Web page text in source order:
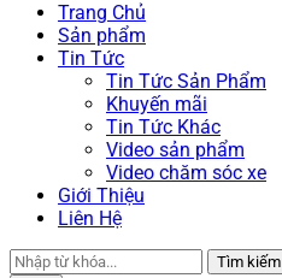
Trang Chủ
Sản phẩm
Tin Tức
Tin Tức Sản Phẩm
Khuyến mãi
Tin Tức Khác
Video sản phẩm
Video chăm sóc xe
Giới Thiệu
Liên Hệ
Tìm kiếm